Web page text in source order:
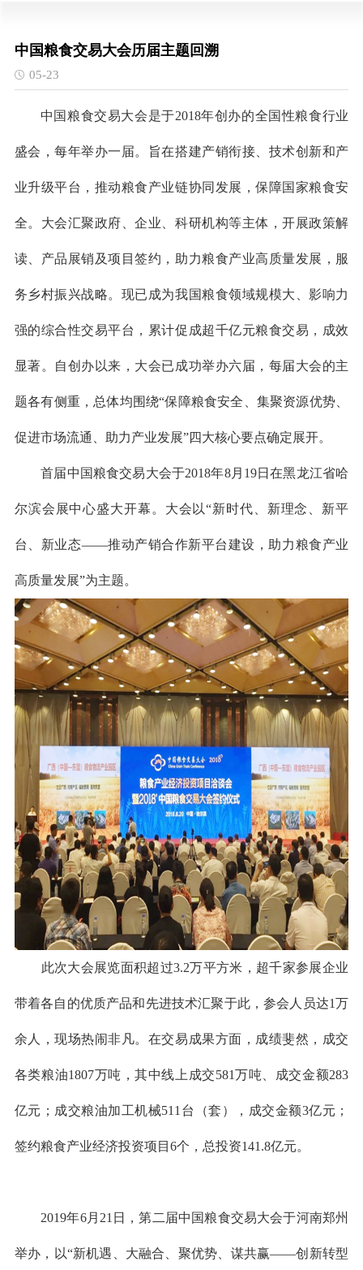
中国粮食交易大会历届主题回溯
05-23
中国粮食交易大会是于2018年创办的全国性粮食行业
盛会，每年举办一届。旨在搭建产销衔接、技术创新和产
业升级平台，推动粮食产业链协同发展，保障国家粮食安
全。大会汇聚政府、企业、科研机构等主体，开展政策解
读、产品展销及项目签约，助力粮食产业高质量发展，服
务乡村振兴战略。现已成为我国粮食领域规模大、影响力
强的综合性交易平台，累计促成超千亿元粮食交易，成效
显著。自创办以来，大会已成功举办六届，每届大会的主
题各有侧重，总体均围绕“保障粮食安全、集聚资源优势、
促进市场流通、助力产业发展”四大核心要点确定展开。
首届中国粮食交易大会于2018年8月19日在黑龙江省哈
尔滨会展中心盛大开幕。大会以“新时代、新理念、新平
台、新业态——推动产销合作新平台建设，助力粮食产业
高质量发展”为主题。
此次大会展览面积超过3.2万平方米，超千家参展企业
带着各自的优质产品和先进技术汇聚于此，参会人员达1万
余人，现场热闹非凡。 在交易成果方面，成绩斐然，成交
各类粮油1807万吨，其中线上成交581万吨、成交金额283
亿元 ； 成交粮油加工机械511台（套），成交金额3亿元；
签约粮食产业经济投资项目6个，总投资141.8亿元。
2019年6月21日，第二届中国粮食交易大会于河南郑州
举办，以“新机遇、大融合、聚优势、谋共赢——创新转型